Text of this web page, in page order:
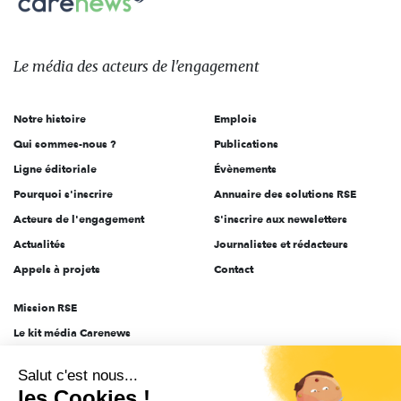
Le
des
l'engagement
Le média des acteurs de l'engagement
Notre histoire
Qui sommes-nous ?
Ligne éditoriale
Pourquoi s'inscrire
Acteurs de l'engagement
Actualités
Appels à projets
Emplois
Publications
Évènements
Annuaire des solutions RSE
S'inscrire aux newsletters
Journalistes et rédacteurs
Contact
Mission RSE
Le kit média Carenews
AEF info
Salut c'est nous...